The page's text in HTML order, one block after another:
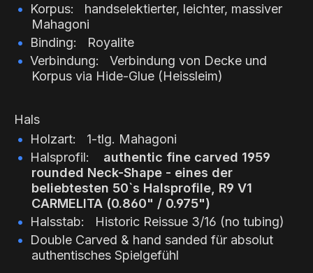
Korpus: handselektierter, leichter, massiver
Mahagoni
Binding: Royalite
Verbindung: Verbindung von Decke und
Korpus via Hide-Glue (Heissleim)
Hals
Holzart: 1-tlg. Mahagoni
Halsprofil:
authentic fine carved 1959
rounded Neck-Shape - eines der
beliebtesten 50`s Halsprofile, R9 V1
CARMELITA (0.860" / 0.975")
Halsstab: Historic Reissue 3/16 (no tubing)
Double Carved & hand sanded für absolut
authentisches Spielgefühl